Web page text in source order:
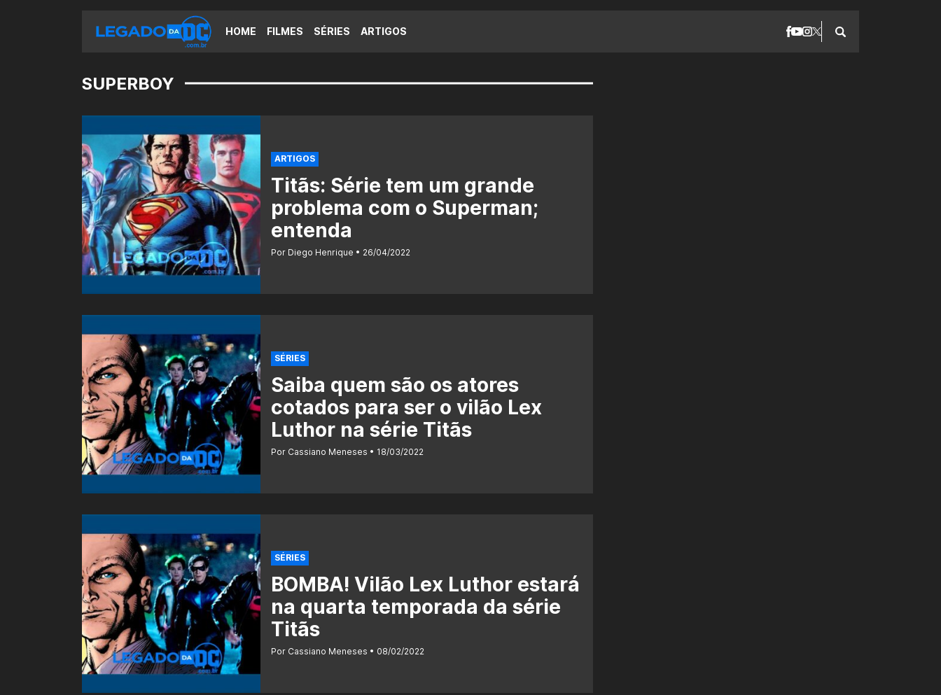
HOME FILMES SÉRIES ARTIGOS
SUPERBOY
ARTIGOS
Titãs: Série tem um grande
problema com o Superman;
entenda
Por Diego Henrique 26/04/2022
SÉRIES
Saiba quem são os atores
cotados para ser o vilão Lex
Luthor na série Titãs
Por Cassiano Meneses 18/03/2022
SÉRIES
BOMBA! Vilão Lex Luthor estará
na quarta temporada da série
Titãs
Por Cassiano Meneses 08/02/2022